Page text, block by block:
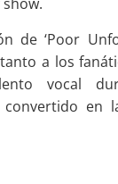
de ‘Poor
a los
vocal
en